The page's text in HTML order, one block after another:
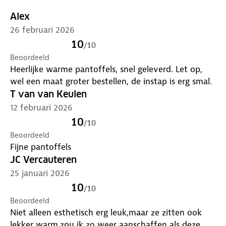
Alex
26 februari 2026
10/10
Beoordeeld
Heerlijke warme pantoffels, snel geleverd. Let op,
wel een maat groter bestellen, de instap is erg smal.
T van van Keulen
12 februari 2026
10/10
Beoordeeld
Fijne pantoffels
JC Vercauteren
25 januari 2026
10/10
Beoordeeld
Niet alleen esthetisch erg leuk,maar ze zitten ook